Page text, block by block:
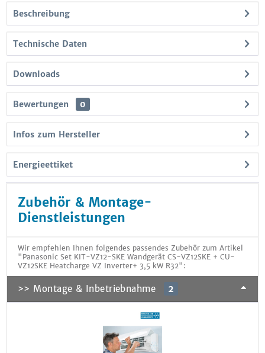
Beschreibung
Technische Daten
Downloads
Bewertungen 0
Infos zum Hersteller
Energieettiket
Zubehör & Montage-
Dienstleistungen
Wir empfehlen Ihnen folgendes passendes Zubehör zum Artikel
"Panasonic Set KIT-VZ12-SKE Wandgerät CS-VZ12SKE + CU-
VZ12SKE Heatcharge VZ Inverter+ 3,5 kW R32":
>> Montage & Inbetriebnahme 2